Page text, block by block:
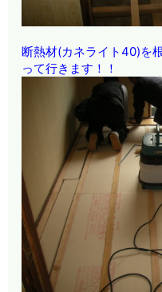
断熱材(カネライト40)を
って行きます！！